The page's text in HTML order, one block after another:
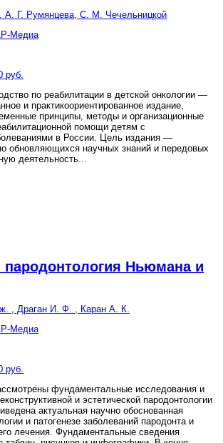
А. Г. Румянцева, С. М. Чечельницкой
Медиа
руб.
по реабилитации в детской онкологии —
и практикоориентированное издание,
принципы, методы и организационные
помощи детям с
в России. Цель издания —
обновляющихся научных знаний и передовых
деятельность...
пародонтология Ньюмана и
, Драган И. Ф. , Каран А. К.
Медиа
руб.
фундаментальные исследования и
и эстетической пародонтологии
актуальная научно обоснованная
и патогенезе заболеваний пародонта и
лечения. Фундаментальные сведения